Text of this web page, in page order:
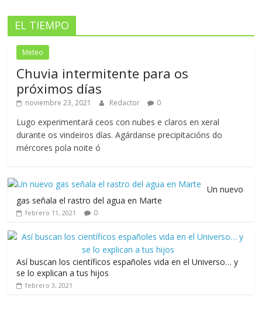
EL TIEMPO
Meteo
Chuvia intermitente para os
próximos días
noviembre 23, 2021 Redactor 0
Lugo experimentará ceos con nubes e claros en xeral
durante os vindeiros días. Agárdanse precipitacións do
mércores pola noite ó
Un nuevo
gas señala el rastro del agua en Marte
febrero 11, 2021 0
Así buscan los científicos españoles vida en el Universo… y
se lo explican a tus hijos
febrero 3, 2021